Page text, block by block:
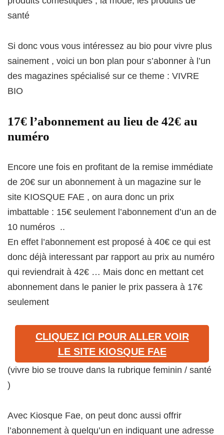
santé
Si donc vous vous intéressez au bio pour vivre plus
sainement , voici un bon plan pour s’abonner à l’un
des magazines spécialisé sur ce theme : VIVRE
BIO
17€ l’abonnement au lieu de 42€ au
numéro
Encore une fois en profitant de la remise immédiate
de 20€ sur un abonnement à un magazine sur le
site KIOSQUE FAE , on aura donc un prix
imbattable : 15€ seulement l’abonnement d’un an de
10 numéros ..
En effet l’abonnement est proposé à 40€ ce qui est
donc déjà interessant par rapport au prix au numéro
qui reviendrait à 42€ … Mais donc en mettant cet
abonnement dans le panier le prix passera à 17€
seulement
CLIQUEZ ICI POUR ALLER VOIR
LE SITE KIOSQUE FAE
(vivre bio se trouve dans la rubrique feminin / santé
)
Avec Kiosque Fae, on peut donc aussi offrir
l’abonnement à quelqu’un en indiquant une adresse